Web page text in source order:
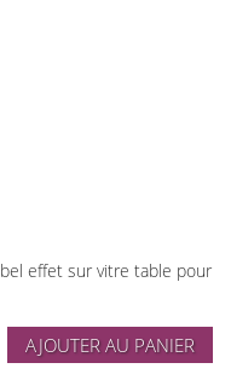
effet sur vitre table pour
AJOUTER AU PANIER